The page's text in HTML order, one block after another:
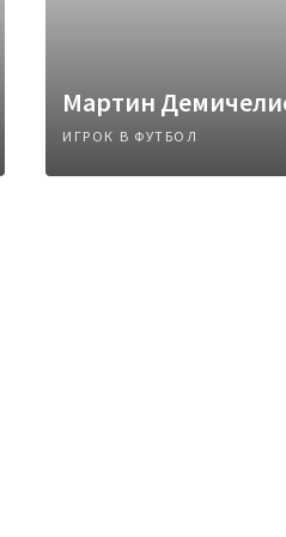
Мартин
ИГРОК В ФУТБОЛ